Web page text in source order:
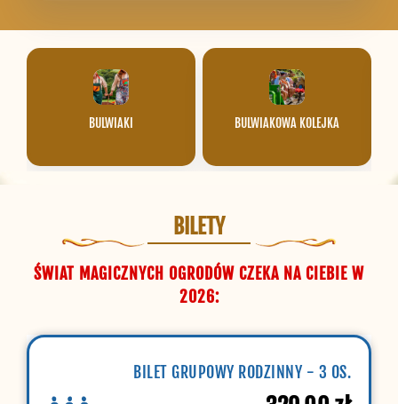
BULWIAKI BULWIAKOWA KOLEJKA
BILETY
ŚWIAT MAGICZNYCH OGRODÓW CZEKA NA CIEBIE W
2026:
BILET GRUPOWY RODZINNY - 3 OS.